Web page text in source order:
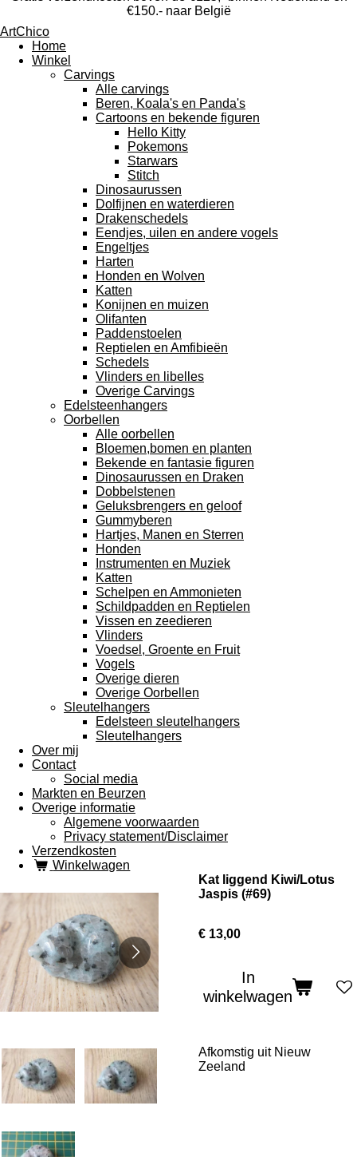
€150.- naar België
ArtChico
Home
Winkel
Carvings
Alle carvings
Beren, Koala's en Panda's
Cartoons en bekende figuren
Hello Kitty
Pokemons
Starwars
Stitch
Dinosaurussen
Dolfijnen en waterdieren
Drakenschedels
Eendjes, uilen en andere vogels
Engeltjes
Harten
Honden en Wolven
Katten
Konijnen en muizen
Olifanten
Paddenstoelen
Reptielen en Amfibieën
Schedels
Vlinders en libelles
Overige Carvings
Edelsteenhangers
Oorbellen
Alle oorbellen
Bloemen,bomen en planten
Bekende en fantasie figuren
Dinosaurussen en Draken
Dobbelstenen
Geluksbrengers en geloof
Gummyberen
Hartjes, Manen en Sterren
Honden
Instrumenten en Muziek
Katten
Schelpen en Ammonieten
Schildpadden en Reptielen
Vissen en zeedieren
Vlinders
Voedsel, Groente en Fruit
Vogels
Overige dieren
Overige Oorbellen
Sleutelhangers
Edelsteen sleutelhangers
Sleutelhangers
Over mij
Contact
Social media
Markten en Beurzen
Overige informatie
Algemene voorwaarden
Privacy statement/Disclaimer
Verzendkosten
Winkelwagen
Kat liggend Kiwi/Lotus
Jaspis (#69)
€ 13,00
In
winkelwagen
Afkomstig uit Nieuw
Zeeland